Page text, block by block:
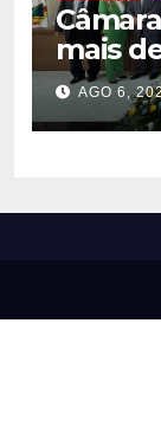
mais
emAGO 6,